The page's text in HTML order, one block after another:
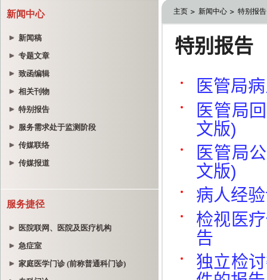
新闻中心
新闻稿
专题文章
致函编辑
相关刊物
特别报告
服务需求处于监测阶段
传媒联络
传媒报道
服务捷径
医院联网、医院及医疗机构
急症室
家庭医学门诊 (前称普通科门诊)
主页 新闻中心 特别报告